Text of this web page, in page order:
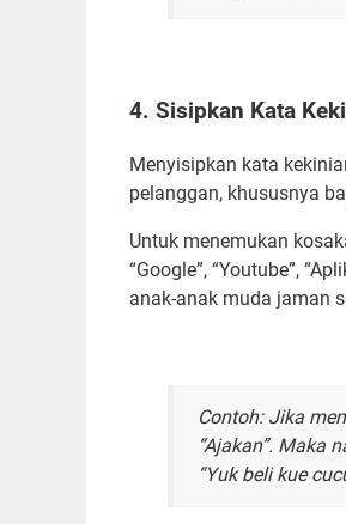
4. Sisipkan Kata
Menyisipkan kata
pelanggan, khususnya
Untuk menemukan
“Google”, “Youtube”,
anak-anak muda jaman
Contoh: Jika
“Ajakan”. Maka
“Yuk beli kue